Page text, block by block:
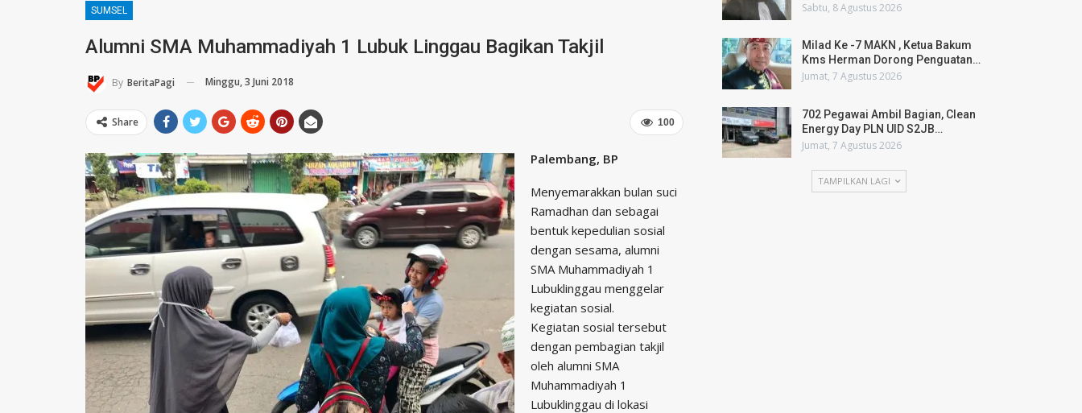
SUMSEL
Alumni SMA Muhammadiyah 1 Lubuk Linggau Bagikan Takjil
By BeritaPagi Minggu, 3 Juni 2018
100
Share
Palembang, BP
Menyemarakkan bulan suci
Ramadhan dan sebagai
bentuk kepedulian sosial
dengan sesama, alumni
SMA Muhammadiyah 1
Lubuklinggau menggelar
kegiatan sosial.
Kegiatan sosial tersebut
dengan pembagian takjil
oleh alumni SMA
Muhammadiyah 1
Lubuklinggau di lokasi
Sabtu, 8 Agustus 2026
Milad Ke -7 MAKN , Ketua Bakum
Kms Herman Dorong Penguatan…
Jumat, 7 Agustus 2026
702 Pegawai Ambil Bagian, Clean
Energy Day PLN UID S2JB…
Jumat, 7 Agustus 2026
TAMPILKAN LAGI